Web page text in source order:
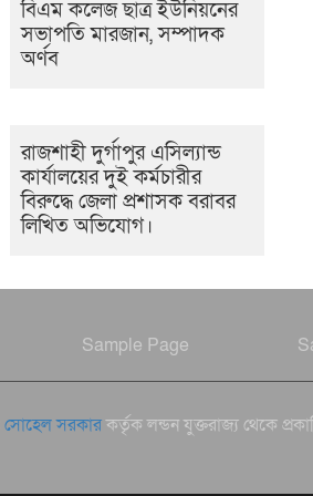
বিএম কলেজ ছাত্র ইউনিয়নের
সভাপতি মারজান, সম্পাদক
অর্ণব
রাজশাহী দুর্গাপুর এসিল্যান্ড
কার্যালয়ের দুই কর্মচারীর
বিরুদ্ধে জেলা প্রশাসক বরাবর
লিখিত অভিযোগ।
Sample Page
সোহেল সরকারকর্তৃক লন্ডন যুক্তরাজ্য থেকে